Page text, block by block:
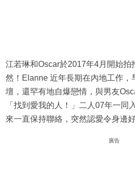
江若琳和Oscar於2017年4月開始拍
然！Elanne 近年長期在內地工作，
壇，還罕有地自爆戀情，與男友
「找到愛我的人！」二人07年一同
來一直保持聯絡，突然認愛令身邊
廣告